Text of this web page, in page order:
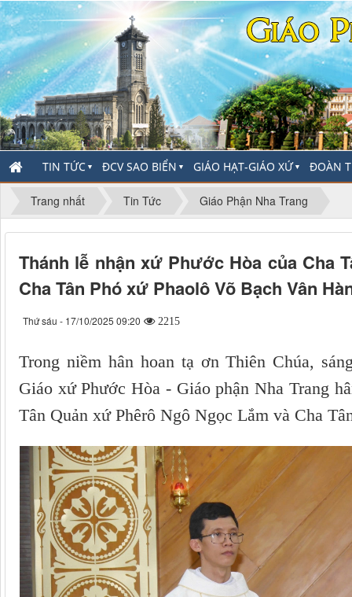
TIN TỨC ▼ ĐCV SAO BIỂN ▼ GIÁO HẠT-GIÁO XỨ▼ ĐOÀN
Trang nhất Tin Tức Giáo Phận Nha Trang
Thánh lễ nhận xứ Phước Hòa của Cha
Cha Tân Phó xứ Phaolô Võ Bạch Vân
Thứ sáu - 17/10/2025 09:20 2215
Trong niềm hân hoan tạ ơn Thiên Chúa,
Giáo xứ Phước Hòa - Giáo phận Nha Trang
Tân Quản xứ Phêrô Ngô Ngọc Lắm và Cha